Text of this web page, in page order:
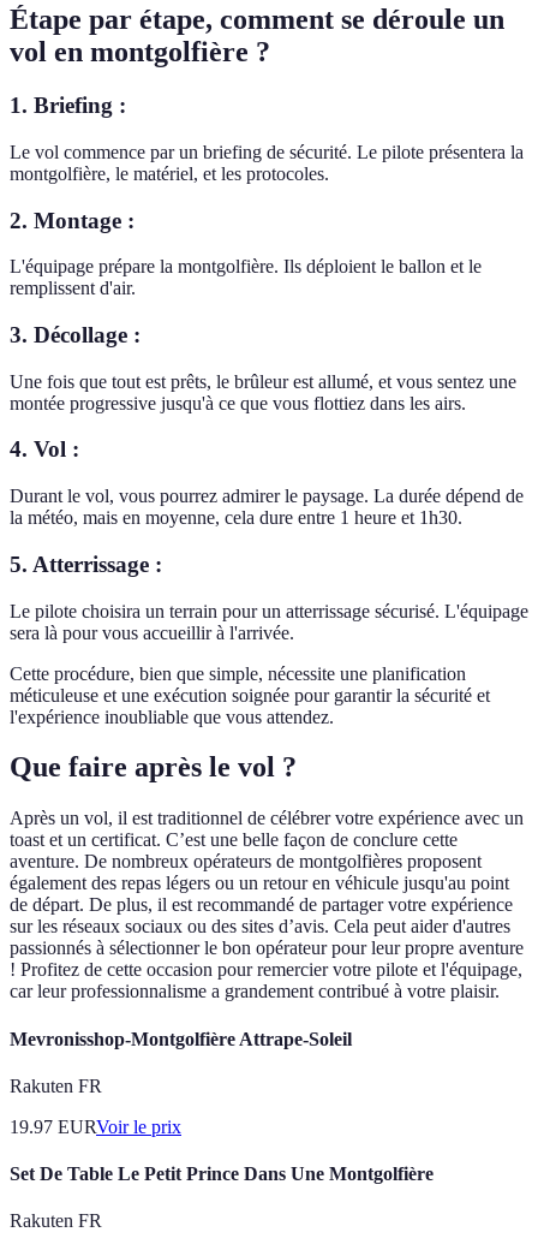
Étape par étape, comment se déroule un
vol en montgolfière ?
1. Briefing :
Le vol commence par un briefing de sécurité. Le pilote présentera la
montgolfière, le matériel, et les protocoles.
2. Montage :
L'équipage prépare la montgolfière. Ils déploient le ballon et le
remplissent d'air.
3. Décollage :
Une fois que tout est prêts, le brûleur est allumé, et vous sentez une
montée progressive jusqu'à ce que vous flottiez dans les airs.
4. Vol :
Durant le vol, vous pourrez admirer le paysage. La durée dépend de
la météo, mais en moyenne, cela dure entre 1 heure et 1h30.
5. Atterrissage :
Le pilote choisira un terrain pour un atterrissage sécurisé. L'équipage
sera là pour vous accueillir à l'arrivée.
Cette procédure, bien que simple, nécessite une planification
méticuleuse et une exécution soignée pour garantir la sécurité et
l'expérience inoubliable que vous attendez.
Que faire après le vol ?
Après un vol, il est traditionnel de célébrer votre expérience avec un
toast et un certificat. C’est une belle façon de conclure cette
aventure. De nombreux opérateurs de montgolfières proposent
également des repas légers ou un retour en véhicule jusqu'au point
de départ. De plus, il est recommandé de partager votre expérience
sur les réseaux sociaux ou des sites d’avis. Cela peut aider d'autres
passionnés à sélectionner le bon opérateur pour leur propre aventure
! Profitez de cette occasion pour remercier votre pilote et l'équipage,
car leur professionnalisme a grandement contribué à votre plaisir.
Mevronisshop-Montgolfière Attrape-Soleil
Rakuten FR
19.97 EURVoir le prix
Set De Table Le Petit Prince Dans Une Montgolfière
Rakuten FR